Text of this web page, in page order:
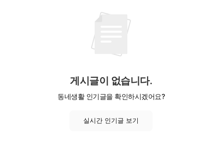
게시글이 없습니다.
동네생활 인기글을 확인하시겠어요?
실시간 인기글 보기